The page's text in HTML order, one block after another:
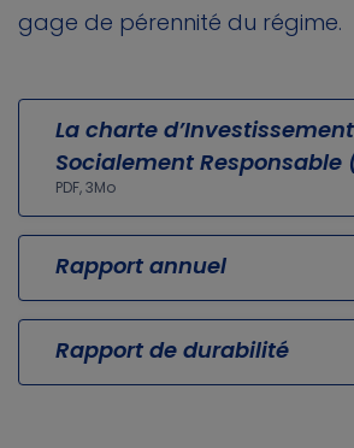
gage de pérennité du régime.
La charte d’Investissement
Socialement Responsable
PDF, 3Mo
Rapport annuel
Rapport de durabilité